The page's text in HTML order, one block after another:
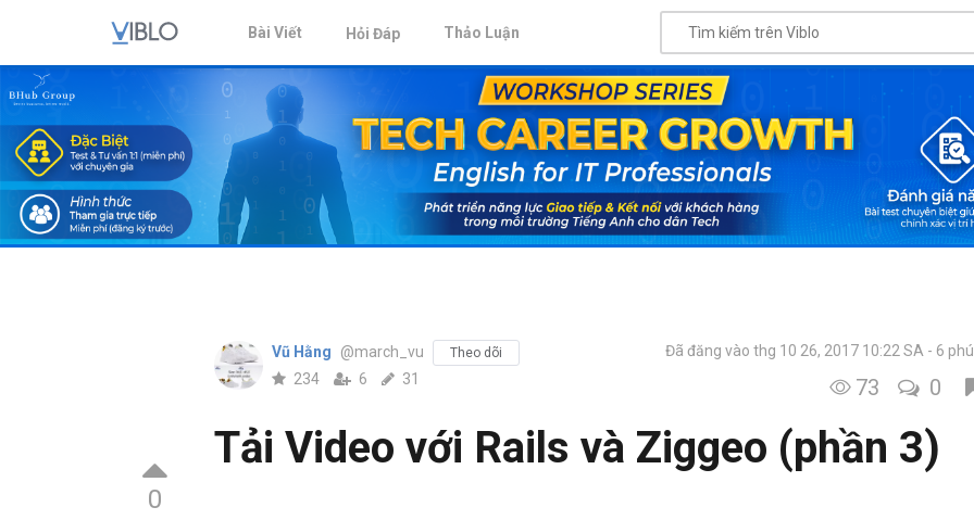
Bài Viết Hỏi Đáp Thảo Luận
0
Vũ Hằng @march_vu Theo dõi
234 6 31
Đã đăng vào thg 10 26, 2017 10:22 SA 6
73 0
Tải Video với Rails và Ziggeo (phần 3)